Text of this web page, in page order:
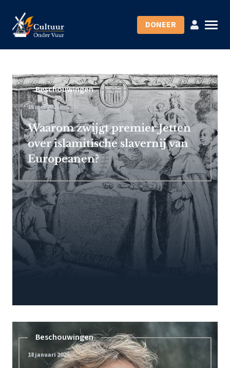
DONEER
Beschouwingen
15 mei 2026
Waarom zwijgt premier Jetten
over islamitische slavernij van
Europeanen?
Beschouwingen
18 januari 2026